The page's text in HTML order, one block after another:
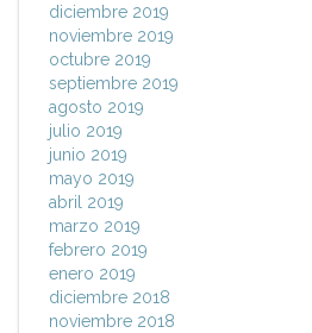
diciembre 2019
noviembre 2019
octubre 2019
septiembre 2019
agosto 2019
julio 2019
junio 2019
mayo 2019
abril 2019
marzo 2019
febrero 2019
enero 2019
diciembre 2018
noviembre 2018